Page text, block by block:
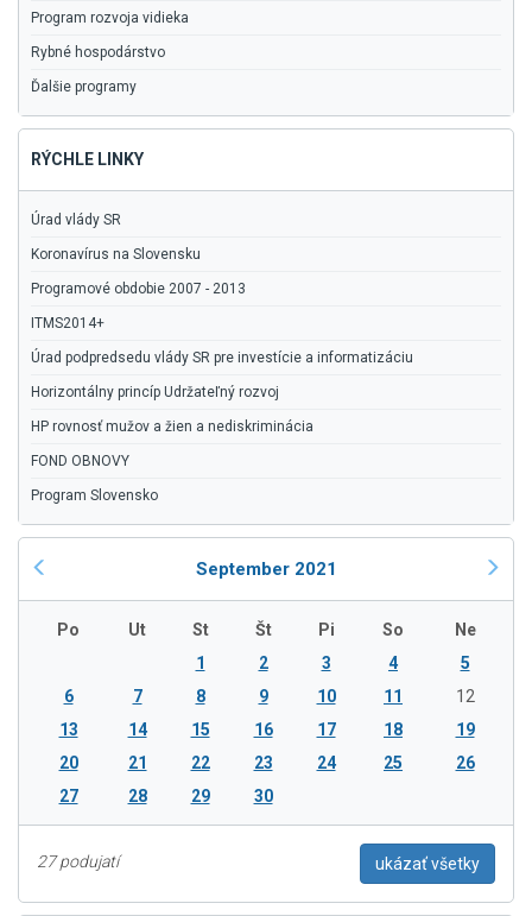
Program rozvoja vidieka
Rybné hospodárstvo
Ďalšie programy
RÝCHLE LINKY
Úrad vlády SR
Koronavírus na Slovensku
Programové obdobie 2007 - 2013
ITMS2014+
Úrad podpredsedu vlády SR pre investície a informatizáciu
Horizontálny princíp Udržateľný rozvoj
HP rovnosť mužov a žien a nediskriminácia
FOND OBNOVY
Program Slovensko
September 2021
Po Ut St Št Pi So
Ne
1
2 3 4
5
6
7 8 9 10 11
12
13
14 15 16 17 18
19
20
21 22 23 24 25
26
27
28 29 30
27 podujatí ukázať všetky